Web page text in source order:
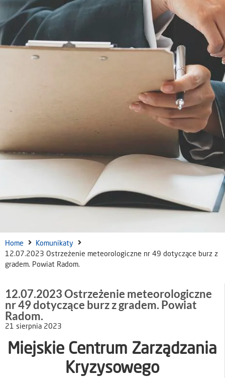
Home
Komunikaty
12.07.2023 Ostrzeżenie meteorologiczne nr 49 dotyczące burz z
gradem. Powiat Radom.
12.07.2023 Ostrzeżenie meteorologiczne
nr 49 dotyczące burz z gradem. Powiat
Radom.
21 sierpnia 2023
Miejskie Centrum Zarządzania
Kryzysowego